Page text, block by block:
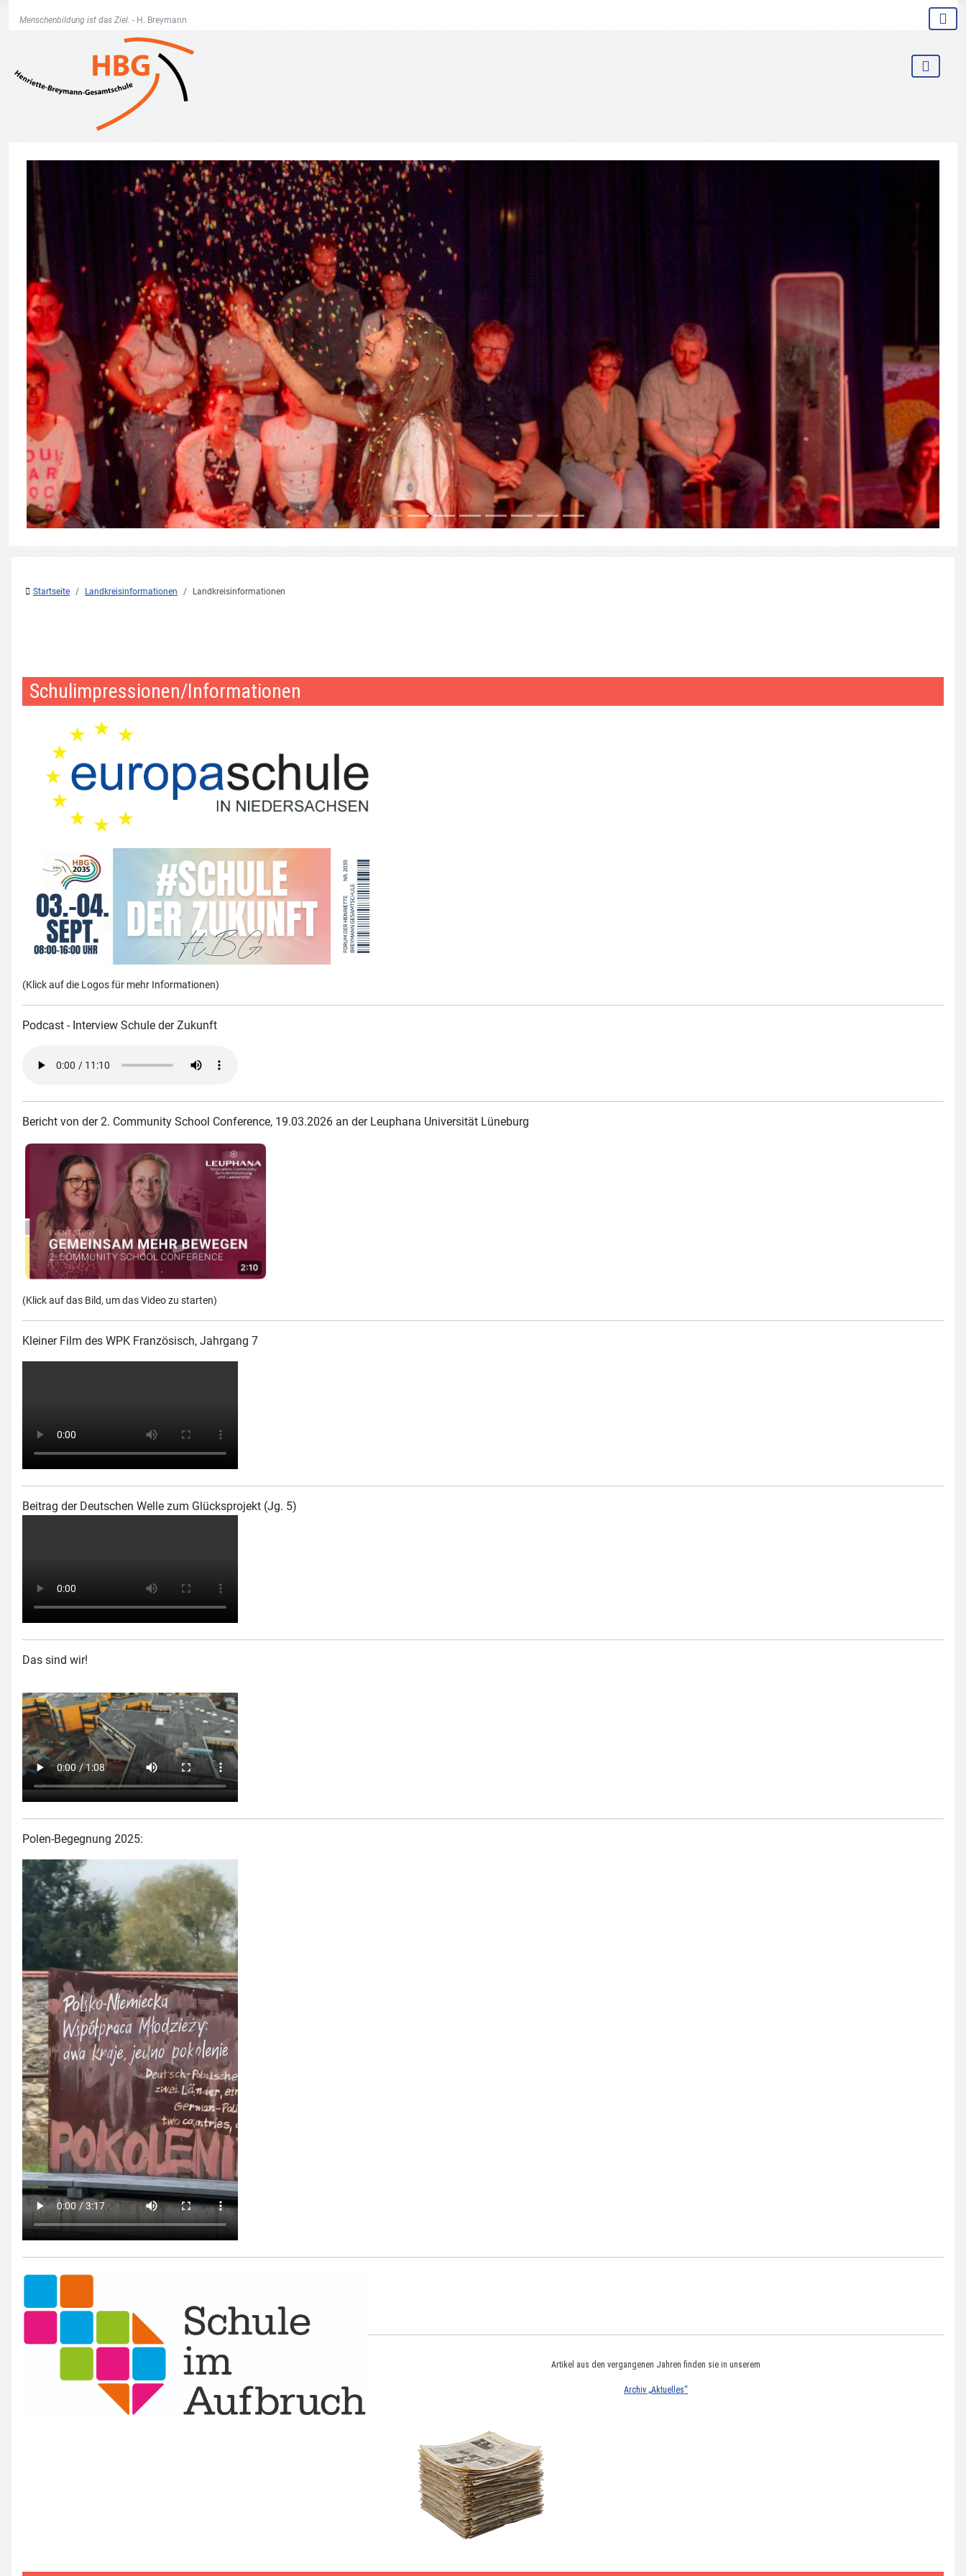
Menschenbildung ist das Ziel. - H. Breymann
Schulimpressionen/Informationen
(Klick auf die Logos für mehr Informationen)
Podcast - Interview Schule der Zukunft
Bericht von der 2. Community School Conference, 19.03.2026 an der Leuphana Universität Lüneburg
(Klick auf das Bild, um das Video zu starten)
Kleiner Film des WPK Französisch, Jahrgang 7
Beitrag der Deutschen Welle zum Glücksprojekt (Jg. 5)
Das sind wir!
Polen-Begegnung 2025:
Artikel aus den vergangenen Jahren finden sie in unserem
Archiv „Aktuelles“
Startseite Landkreisinformationen Landkreisinformationen